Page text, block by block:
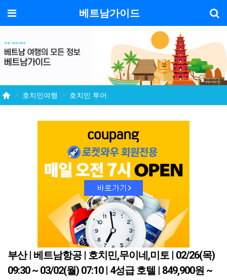
메뉴 베트남가이드
호치민여행 호치민 투어
부산 | 베트남항공 | 호치민,무이네,미토 | 02/26(목)
09:30 ~ 03/02(월) 07:10 | 4성급 호텔 | 849,900원 ~